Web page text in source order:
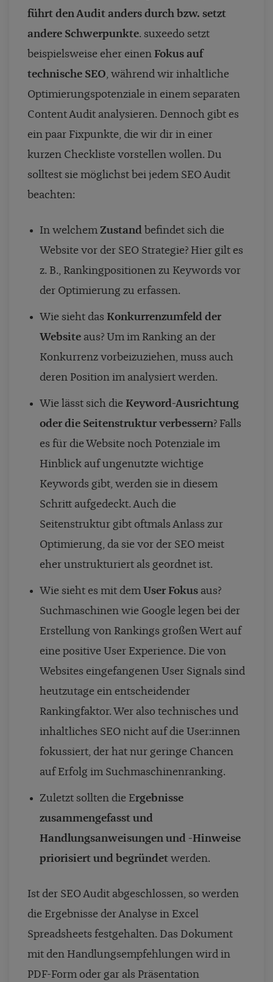
führt den Audit anders durch bzw. setzt
andere Schwerpunkte. suxeedo setzt
beispielsweise eher einen Fokus auf
technische SEO, während wir inhaltliche
Optimierungspotenziale in einem separaten
Content Audit analysieren. Dennoch gibt es
ein paar Fixpunkte, die wir dir in einer
kurzen Checkliste vorstellen wollen. Du
solltest sie möglichst bei jedem SEO Audit
beachten:
In welchemZustand befindet sich die
Website vor der SEO Strategie? Hier gilt es
z. B., Rankingpositionen zu Keywords vor
der Optimierung zu erfassen.
Wie sieht das Konkurrenzumfeld der
Website aus? Um im Ranking an der
Konkurrenz vorbeizuziehen, muss auch
deren Position im analysiert werden.
Wie lässt sich die Keyword-Ausrichtung
oder die Seitenstruktur verbessern? Falls
es für die Website noch Potenziale im
Hinblick auf ungenutzte wichtige
Keywords gibt, werden sie in diesem
Schritt aufgedeckt. Auch die
Seitenstruktur gibt oftmals Anlass zur
Optimierung, da sie vor der SEO meist
eher unstrukturiert als geordnet ist.
Wie sieht es mit demUser Fokus aus?
Suchmaschinen wie Google legen bei der
Erstellung von Rankings großen Wert auf
eine positive User Experience. Die von
Websites eingefangenen User Signals sind
heutzutage ein entscheidender
Rankingfaktor. Wer also technisches und
inhaltliches SEO nicht auf die User:innen
fokussiert, der hat nur geringe Chancen
auf Erfolg im Suchmaschinenranking.
Zuletzt sollten die Ergebnisse
zusammengefasst und
Handlungsanweisungen und -Hinweise
priorisiert und begründet werden.
Ist der SEO Audit abgeschlossen, so werden
die Ergebnisse der Analyse in Excel
Spreadsheets festgehalten. Das Dokument
mit den Handlungsempfehlungen wird in
PDF-Form oder gar als Präsentation